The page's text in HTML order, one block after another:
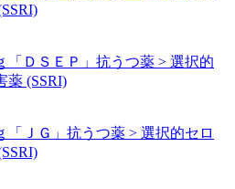
ＤＳＥＰ」 抗うつ薬 > 選択的
薬 (SSRI)
ＪＧ」 抗うつ薬 > 選択的セロ